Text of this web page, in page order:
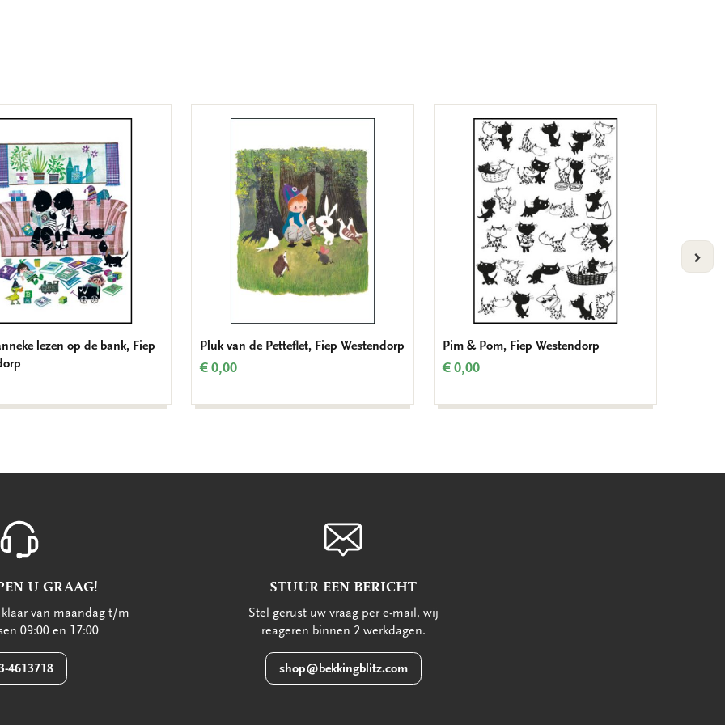
lezen op de bank, Fiep
Pluk van de Petteflet, Fiep Westendorp
€ 0,00
Pim & Pom, Fiep Westendorp
€ 0,00
U GRAAG!
van maandag t/m
09:00 en 17:00
4613718
STUUR EEN BERICHT
Stel gerust uw vraag per e-mail, wij
reageren binnen 2 werkdagen.
shop@bekkingblitz.com